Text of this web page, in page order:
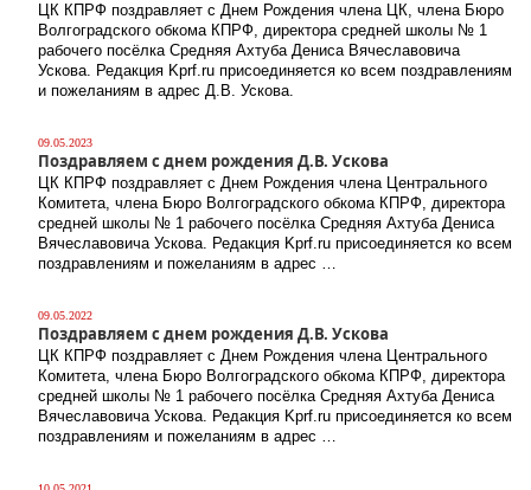
ЦК КПРФ поздравляет с Днем Рождения члена ЦК, члена Бюро
Волгоградского обкома КПРФ, директора средней школы № 1
рабочего посёлка Средняя Ахтуба Дениса Вячеславовича
Ускова. Редакция Kprf.ru присоединяется ко всем поздравлениям
и пожеланиям в адрес Д.В. Ускова.
09.05.2023
Поздравляем с днем рождения Д.В. Ускова
ЦК КПРФ поздравляет с Днем Рождения члена Центрального
Комитета, члена Бюро Волгоградского обкома КПРФ, директора
средней школы № 1 рабочего посёлка Средняя Ахтуба Дениса
Вячеславовича Ускова. Редакция Kprf.ru присоединяется ко всем
поздравлениям и пожеланиям в адрес …
09.05.2022
Поздравляем с днем рождения Д.В. Ускова
ЦК КПРФ поздравляет с Днем Рождения члена Центрального
Комитета, члена Бюро Волгоградского обкома КПРФ, директора
средней школы № 1 рабочего посёлка Средняя Ахтуба Дениса
Вячеславовича Ускова. Редакция Kprf.ru присоединяется ко всем
поздравлениям и пожеланиям в адрес …